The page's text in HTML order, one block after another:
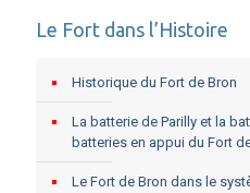
Le Fort dans l’Histoire
Historique du Fort de Bron
La batterie de Parilly et la
batteries en appui du Fort
Le Fort de Bron dans le